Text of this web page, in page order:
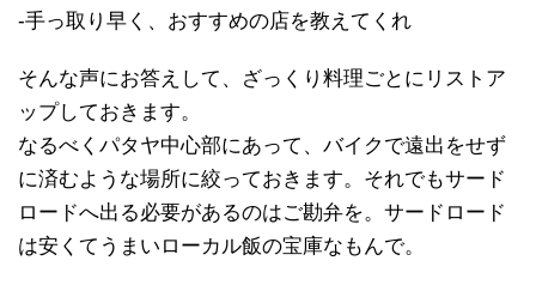
-手っ取り早く、おすすめの店を教えてくれ
そんな声にお答えして、ざっくり料理ごとにリストア
ップしておきます。
なるべくパタヤ中心部にあって、バイクで遠出をせず
に済むような場所に絞っておきます。それでもサード
ロードへ出る必要があるのはご勘弁を。サードロード
は安くてうまいローカル飯の宝庫なもんで。